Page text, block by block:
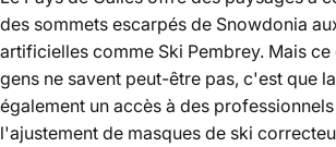
des sommets escarpés de Snowdonia
artificielles comme Ski Pembrey. Mais
gens ne savent peut-être pas, c'est que
également un accès à des
l'ajustement de masques de ski